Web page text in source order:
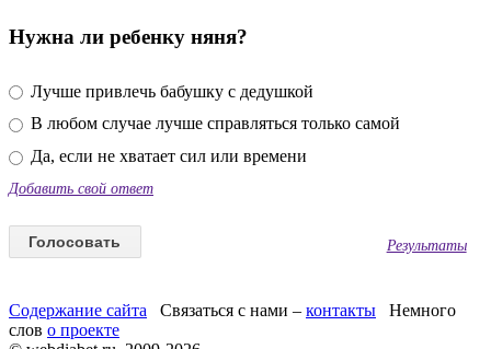
Нужна ли ребенку няня?
Лучше привлечь бабушку с дедушкой
В любом случае лучше справляться только самой
Да, если не хватает сил или времени
Добавить свой ответ
Результаты
Содержание сайта Связаться с нами – контакты Немного
слов о проекте